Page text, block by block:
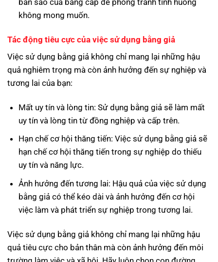
không mong muốn.
Tác động tiêu cực của việc sử dụng bằng giả
Việc sử dụng bằng giả không chỉ mang lại những hậu
quả nghiêm trọng mà còn ảnh hưởng đến sự nghiệp và
tương lai của bạn:
Mất uy tín và lòng tin: Sử dụng bằng giả sẽ làm mất
uy tín và lòng tin từ đồng nghiệp và cấp trên.
Hạn chế cơ hội thăng tiến: Việc sử dụng bằng giả sẽ
hạn chế cơ hội thăng tiến trong sự nghiệp do thiếu
uy tín và năng lực.
Ảnh hưởng đến tương lai: Hậu quả của việc sử dụng
bằng giả có thể kéo dài và ảnh hưởng đến cơ hội
việc làm và phát triển sự nghiệp trong tương lai.
Việc sử dụng bằng giả không chỉ mang lại những hậu
quả tiêu cực cho bản thân mà còn ảnh hưởng đến môi